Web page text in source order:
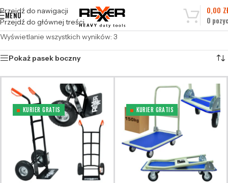
Przejdź do nawigacji
Przejdź do głównej treści
MENU
0
0,00
Wyświetlanie wszystkich wyników: 3
Pokaż pasek boczny
KURIER GRATIS KURIER GRATIS